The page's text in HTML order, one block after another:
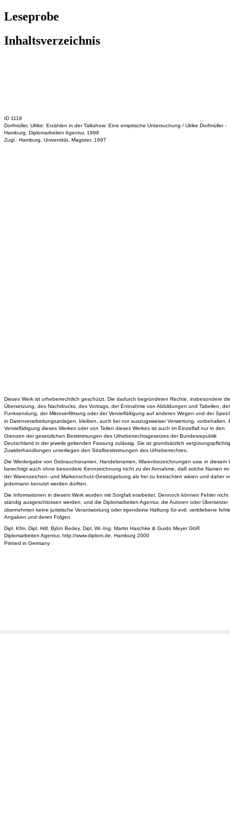
Leseprobe
Inhaltsverzeichnis
ID 1118
Dorfmüller, Ulrike: Erzählen in der Talkshow: Eine empirische Untersuchung / Ulrike Dorfmüller -
Hamburg: Diplomarbeiten Agentur, 1998
Zugl.: Hamburg, Universität, Magister, 1997
Dieses Werk ist urheberrechtlich geschützt. Die dadurch begründeten Rechte, insbesondere
Übersetzung, des Nachdrucks, des Vortrags, der Entnahme von Abbildungen und Tabellen, der
Funksendung, der Mikroverfilmung oder der Vervielfältigung auf anderen Wegen und der
in Datenverarbeitungsanlagen, bleiben, auch bei nur auszugsweiser Verwertung, vorbehalten.
Vervielfältigung dieses Werkes oder von Teilen dieses Werkes ist auch im Einzelfall nur in den
Grenzen der gesetzlichen Bestimmungen des Urheberrechtsgesetzes der Bundesrepublik
Deutschland in der jeweils geltenden Fassung zulässig. Sie ist grundsätzlich
Zuwiderhandlungen unterliegen den Strafbestimmungen des Urheberrechtes.
Die Wiedergabe von Gebrauchsnamen, Handelsnamen, Warenbezeichnungen usw. in diesem
berechtigt auch ohne besondere Kennzeichnung nicht zu der Annahme, daß solche Namen
der Warenzeichen- und Markenschutz-Gesetzgebung als frei zu betrachten wären und daher
jedermann benutzt werden dürften.
Die Informationen in diesem Werk wurden mit Sorgfalt erarbeitet. Dennoch können Fehler nicht
ständig ausgeschlossen werden, und die Diplomarbeiten Agentur, die Autoren oder Übersetzer
übernehmen keine juristische Verantwortung oder irgendeine Haftung für evtl. verbliebene
Angaben und deren Folgen.
Dipl. Kfm. Dipl. Hdl. Björn Bedey, Dipl. Wi.-Ing. Martin Haschke & Guido Meyer GbR
Diplomarbeiten Agentur, http://www.diplom.de, Hamburg 2000
Printed in Germany